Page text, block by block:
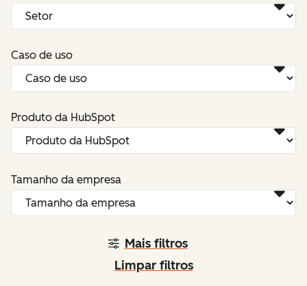
Mais filtros
Caso de uso
Produto da HubSpot
Tamanho da empresa
Limpar filtros